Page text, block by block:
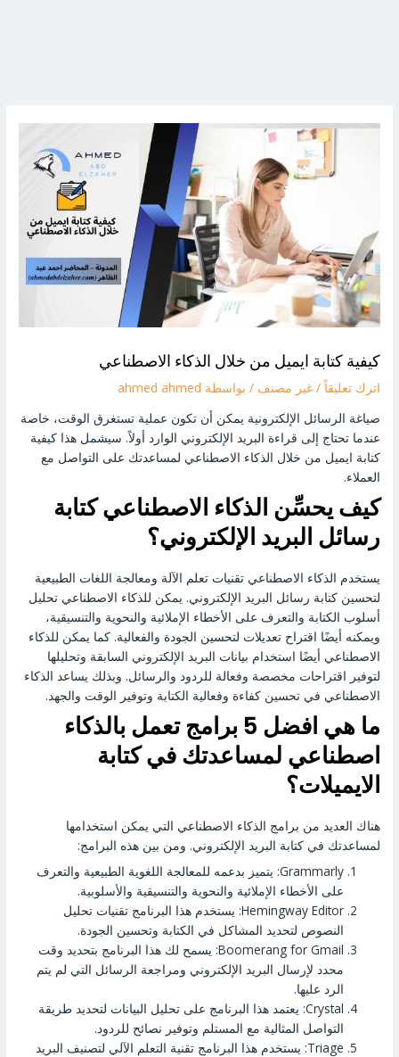
كيفية كتابة ايميل من خلال الذكاء الاصطناعي
اترك تعليقاً/غير مصنف / بواسطة
صياغة الرسائل الإلكترونية يمكن أن تكون عملية تستغرق الوقت، خاصة
عندما تحتاج إلى قراءة البريد الإلكتروني الوارد أولاً. سيشمل هذا كيفية
كتابة ايميل من خلال الذكاء الاصطناعي لمساعدتك على التواصل مع
العملاء.
كيف يحسِّن الذكاء الاصطناعي كتابة
رسائل البريد الإلكتروني؟
يستخدم الذكاء الاصطناعي تقنيات تعلم الآلة ومعالجة اللغات الطبيعية
لتحسين كتابة رسائل البريد الإلكتروني. يمكن للذكاء الاصطناعي تحليل
أسلوب الكتابة والتعرف على الأخطاء الإملائية والنحوية والتنسيقية،
ويمكنه أيضًا اقتراح تعديلات لتحسين الجودة والفعالية. كما يمكن للذكاء
الاصطناعي أيضًا استخدام بيانات البريد الإلكتروني السابقة وتحليلها
لتوفير اقتراحات مخصصة وفعالة للردود والرسائل. وبذلك يساعد الذكاء
الاصطناعي في تحسين كفاءة وفعالية الكتابة وتوفير الوقت والجهد.
ما هي افضل 5 برامج تعمل بالذكاء
اصطناعي لمساعدتك في كتابة
الايميلات؟
هناك العديد من برامج الذكاء الاصطناعي التي يمكن استخدامها
لمساعدتك في كتابة البريد الإلكتروني. ومن بين هذه البرامج:
Grammarly: يتميز بدعمه للمعالجة اللغوية الطبيعية والتعرف
على الأخطاء الإملائية والنحوية والتنسيقية والأسلوبية.
Hemingway Editor: يستخدم هذا البرنامج تقنيات تحليل
النصوص لتحديد المشاكل في الكتابة وتحسين الجودة.
Boomerang for Gmail: يسمح لك هذا البرنامج بتحديد وقت
محدد لإرسال البريد الإلكتروني ومراجعة الرسائل التي لم يتم
الرد عليها.
Crystal: يعتمد هذا البرنامج على تحليل البيانات لتحديد طريقة
التواصل المثالية مع المستلم وتوفير نصائح للردود.
Triage: يستخدم هذا البرنامج تقنية التعلم الآلي لتصنيف البريد